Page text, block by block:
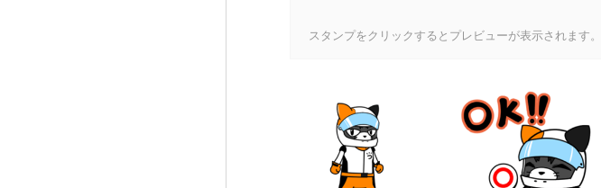
スタンプをクリックするとプレビューが表示されます。